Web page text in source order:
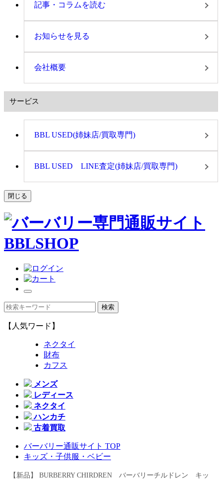
記事・コラムを読む
お知らせを見る
会社概要
サービス
BBL USED(姉妹店/買取専門)
BBL USED LINE査定(姉妹店/買取専門)
閉じる
【人気ワード】
ネクタイ
財布
カフス
メンズ
レディース
ネクタイ
ハンカチ
古着買取
バーバリー通販サイト TOP
キッズ・子供服・ベビー
【新品】 BURBERRY CHIRDREN バーバリーチルドレン キッ